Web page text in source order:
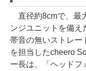
直径約8cmで、最
ンジユニットを備
帯音の無いストレー
を担当したcheero
ー長は、「ヘッドフ